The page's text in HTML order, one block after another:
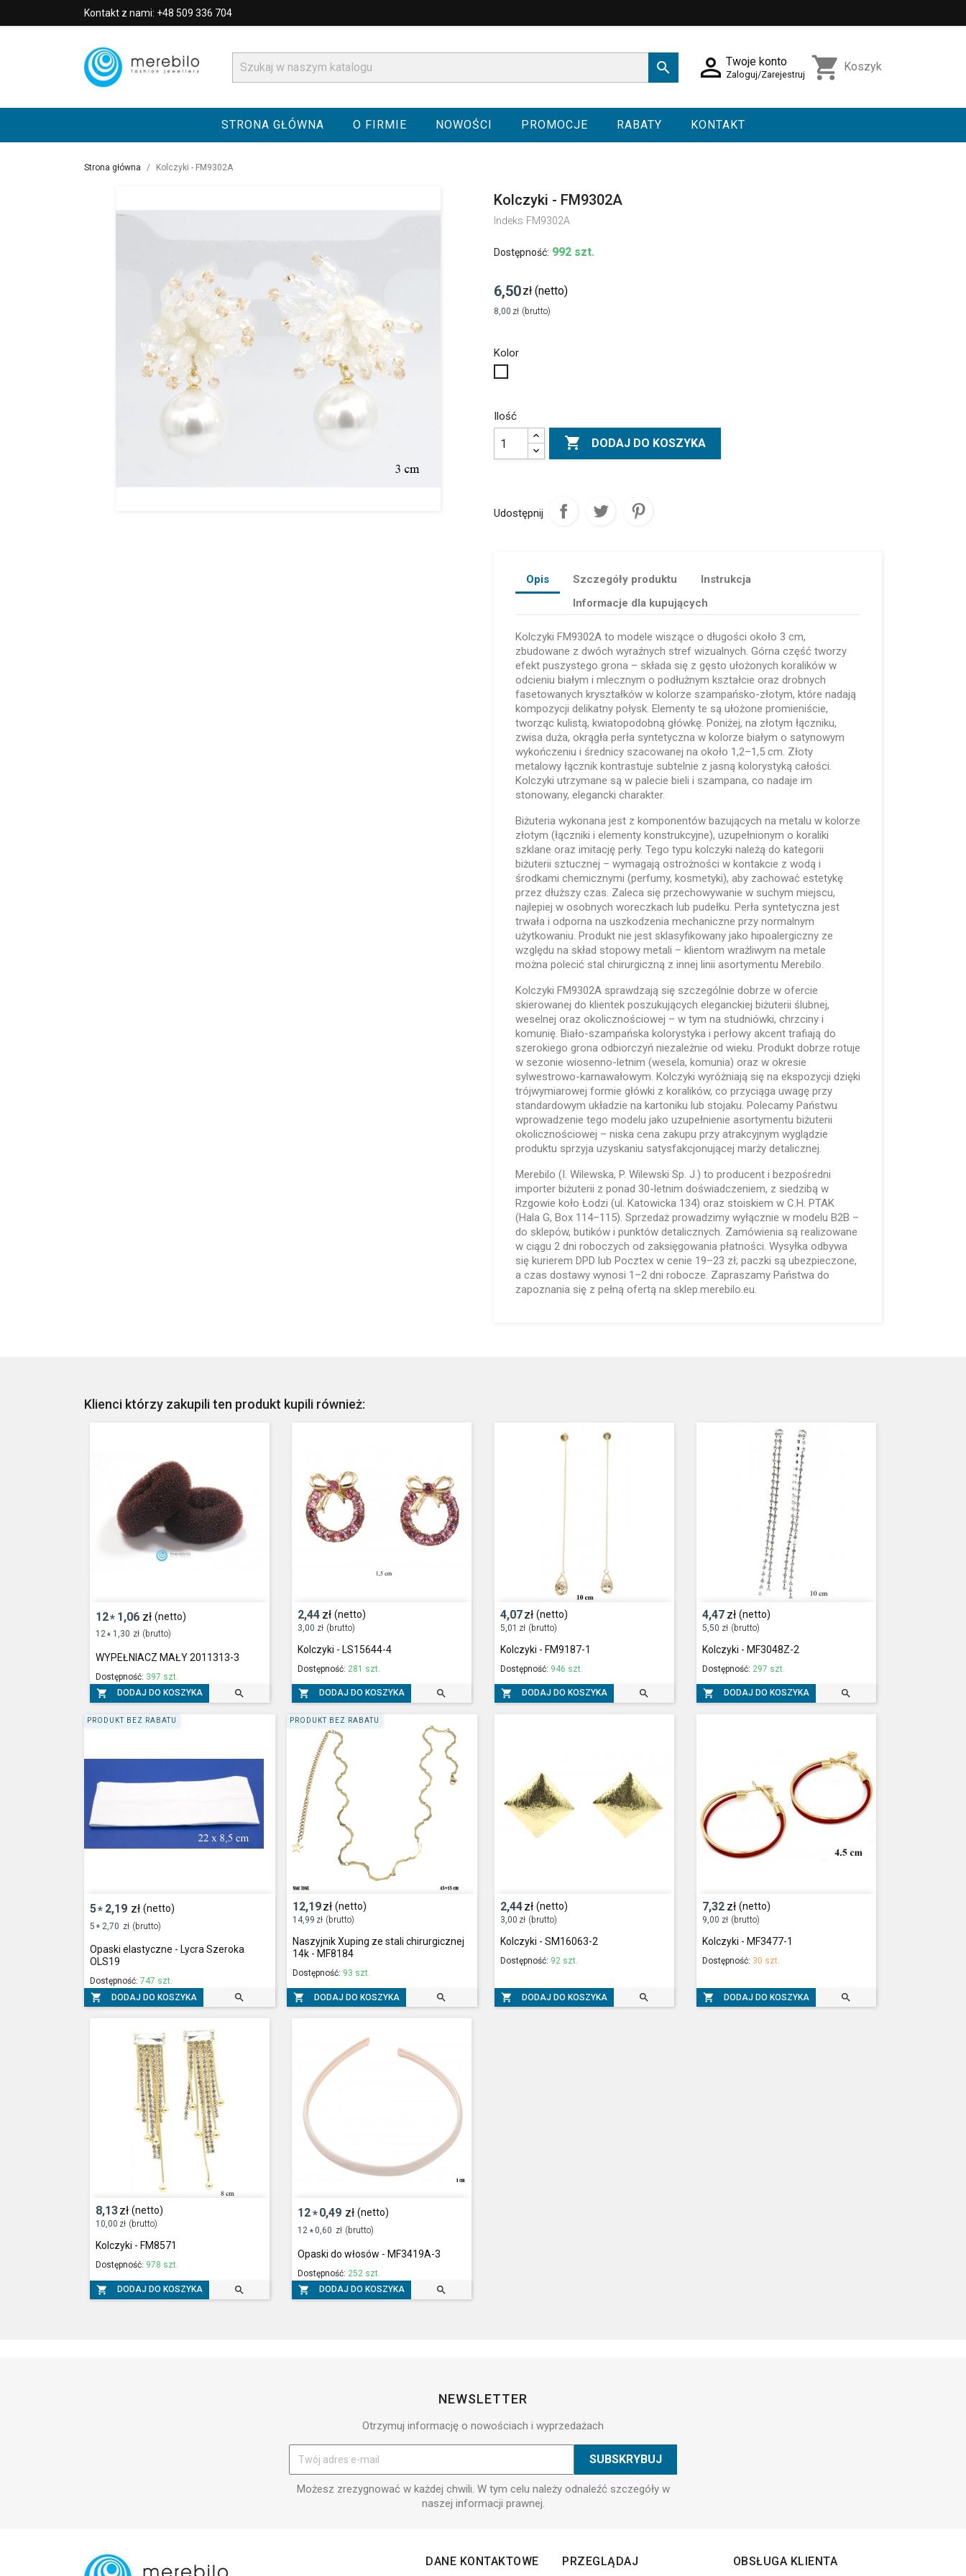
Kontakt z nami: +48 509 336 704
  Twoje konto
Zaloguj/Zarejestruj shopping_cart Koszyk
STRONA GŁÓWNA O FIRMIE NOWOŚCI PROMOCJE RABATY KONTAKT
Strona główna Kolczyki - FM9302A
Kolczyki - FM9302A
Indeks FM9302A
Dostępność: 992 szt.
6,50zł (netto)
8,00 zł (brutto)
Kolor
Ilość
 DODAJ DO KOSZYKA
Udostępnij
Opis Szczegóły produktu
Instrukcja
Informacje dla kupujących
Kolczyki FM9302A to modele wiszące o długości około 3 cm,
zbudowane z dwóch wyraźnych stref wizualnych. Górna część tworzy
efekt puszystego grona – składa się z gęsto ułożonych koralików w
odcieniu białym i mlecznym o podłużnym kształcie oraz drobnych
fasetowanych kryształków w kolorze szampańsko-złotym, które nadają
kompozycji delikatny połysk. Elementy te są ułożone promieniście,
tworząc kulistą, kwiatopodobną główkę. Poniżej, na złotym łączniku,
zwisa duża, okrągła perła syntetyczna w kolorze białym o satynowym
wykończeniu i średnicy szacowanej na około 1,2–1,5 cm. Złoty
metalowy łącznik kontrastuje subtelnie z jasną kolorystyką całości.
Kolczyki utrzymane są w palecie bieli i szampana, co nadaje im
stonowany, elegancki charakter.
Biżuteria wykonana jest z komponentów bazujących na metalu w kolorze
złotym (łączniki i elementy konstrukcyjne), uzupełnionym o koraliki
szklane oraz imitację perły. Tego typu kolczyki należą do kategorii
biżuterii sztucznej – wymagają ostrożności w kontakcie z wodą i
środkami chemicznymi (perfumy, kosmetyki), aby zachować estetykę
przez dłuższy czas. Zaleca się przechowywanie w suchym miejscu,
najlepiej w osobnych woreczkach lub pudełku. Perła syntetyczna jest
trwała i odporna na uszkodzenia mechaniczne przy normalnym
użytkowaniu. Produkt nie jest sklasyfikowany jako hipoalergiczny ze
względu na skład stopowy metali – klientom wrażliwym na metale
można polecić stal chirurgiczną z innej linii asortymentu Merebilo.
Kolczyki FM9302A sprawdzają się szczególnie dobrze w ofercie
skierowanej do klientek poszukujących eleganckiej biżuterii ślubnej,
weselnej oraz okolicznościowej – w tym na studniówki, chrzciny i
komunię. Biało-szampańska kolorystyka i perłowy akcent trafiają do
szerokiego grona odbiorczyń niezależnie od wieku. Produkt dobrze rotuje
w sezonie wiosenno-letnim (wesela, komunia) oraz w okresie
sylwestrowo-karnawałowym. Kolczyki wyróżniają się na ekspozycji dzięki
trójwymiarowej formie główki z koralików, co przyciąga uwagę przy
standardowym układzie na kartoniku lub stojaku. Polecamy Państwu
wprowadzenie tego modelu jako uzupełnienie asortymentu biżuterii
okolicznościowej – niska cena zakupu przy atrakcyjnym wyglądzie
produktu sprzyja uzyskaniu satysfakcjonującej marży detalicznej.
Merebilo (I. Wilewska, P. Wilewski Sp. J.) to producent i bezpośredni
importer biżuterii z ponad 30-letnim doświadczeniem, z siedzibą w
Rzgowie koło Łodzi (ul. Katowicka 134) oraz stoiskiem w C.H. PTAK
(Hala G, Box 114–115). Sprzedaż prowadzimy wyłącznie w modelu B2B –
do sklepów, butików i punktów detalicznych. Zamówienia są realizowane
w ciągu 2 dni roboczych od zaksięgowania płatności. Wysyłka odbywa
się kurierem DPD lub Pocztex w cenie 19–23 zł; paczki są ubezpieczone,
a czas dostawy wynosi 1–2 dni robocze. Zapraszamy Państwa do
zapoznania się z pełną ofertą na sklep.merebilo.eu.
Klienci którzy zakupili ten produkt kupili również:
12* 1,06 zł (netto)
12* 1,30 zł (brutto)
WYPEŁNIACZ MAŁY 2011313-3
Dostępność: 397 szt.
 DODAJ DO KOSZYKA 
2,44 zł (netto)
3,00 zł (brutto)
Kolczyki - LS15644-4
Dostępność: 281 szt.
 DODAJ DO KOSZYKA 
4,07zł (netto)
5,01 zł (brutto)
Kolczyki - FM9187-1
Dostępność: 946 szt.
 DODAJ DO KOSZYKA 
4,47 zł (netto)
5,50 zł (brutto)
Kolczyki - MF3048Z-2
Dostępność: 297 szt.
 DODAJ DO KOSZYKA 
5* 2,19 zł (netto)
5 * 2,70 zł (brutto)
Opaski elastyczne - Lycra Szeroka
OLS19
Dostępność: 747 szt.
 DODAJ DO KOSZYKA 
PRODUKT BEZ RABATU
12,19zł (netto)
14,99 zł (brutto)
Naszyjnik Xuping ze stali chirurgicznej
14k - MF8184
Dostępność: 93 szt.
 DODAJ DO KOSZYKA 
PRODUKT BEZ RABATU
2,44zł (netto)
3,00 zł (brutto)
Kolczyki - SM16063-2
Dostępność: 92 szt.
 DODAJ DO KOSZYKA 
7,32 zł (netto)
9,00 zł (brutto)
Kolczyki - MF3477-1
Dostępność: 30 szt.
 DODAJ DO KOSZYKA 
8,13zł (netto)
10,00 zł (brutto)
Kolczyki - FM8571
Dostępność: 978 szt.
 DODAJ DO KOSZYKA 
12*0,49 zł (netto)
12 *0,60 zł (brutto)
Opaski do włosów - MF3419A-3
Dostępność: 252 szt.
 DODAJ DO KOSZYKA 
NEWSLETTER
Otrzymuj informację o nowościach i wyprzedażach
Możesz zrezygnować w każdej chwili. W tym celu należy odnaleźć szczegóły w
naszej informacji prawnej.
DANE KONTAKTOWE PRZEGLĄDAJ OBSŁUGA KLIENTA